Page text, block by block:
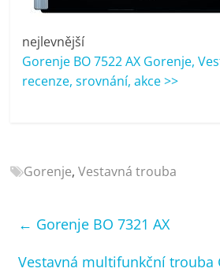
Elektro
recenze,
pračky,
televize,
kávovary,
bazény
nejlevnější
Gorenje BO 7522 AX Gorenje,
recenze, srovnání, akce >>
Gorenje,Vestavná trouba
← Gorenje BO 7321 AX
Vestavná multifunkční trouba